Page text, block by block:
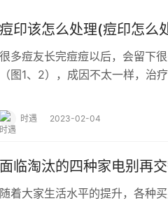
痘印该怎么处理(痘印怎么
很多痘友长完痘痘以后，会留下
（图1、2），成因不太一样，治
时遇 2023-02-04
面临淘汰的四种家电别再
随着大家生活水平的提升，各种